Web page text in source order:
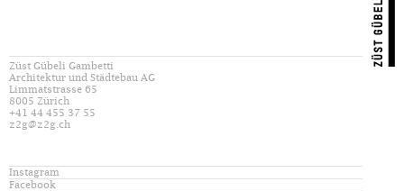
Züst Gübeli Gambetti
Architektur und Städtebau AG
Limmatstrasse 65
8005 Zürich
+41 44 455 37 55
z2g@z2g.ch
Instagram
Facebook